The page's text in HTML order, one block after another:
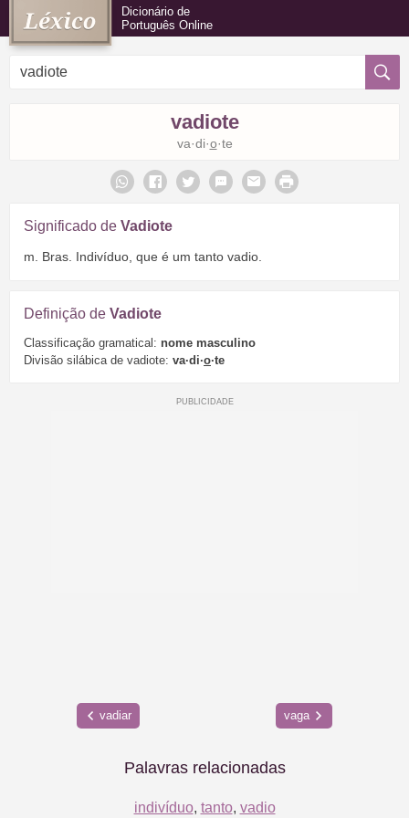
Dicionário de
Português Online
vadiote
va·di·o·te
Significado de Vadiote
m. Bras. Indivíduo, que é um tanto vadio.
Definição de Vadiote
Classificação gramatical: nome masculino
Divisão silábica de vadiote: va·di·o·te
vadiar vaga
Palavras relacionadas
indivíduo, tanto, vadio